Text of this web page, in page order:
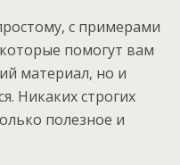
с примерами
помогут вам
материал, но и
Никаких строгих
полезное и